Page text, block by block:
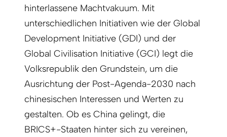
hinterlassene Machtvakuum. Mit
unterschiedlichen Initiativen wie der Global
Development Initiative (GDI) und der
Global Civilisation Initiative (GCI) legt die
Volksrepublik den Grundstein, um die
Ausrichtung der Post-Agenda-2030 nach
chinesischen Interessen und Werten zu
gestalten. Ob es China gelingt, die
BRICS+-Staaten hinter sich zu vereinen,